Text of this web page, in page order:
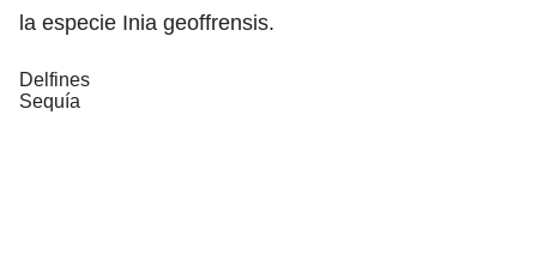
la especie Inia geoffrensis.
Delfines
Sequía